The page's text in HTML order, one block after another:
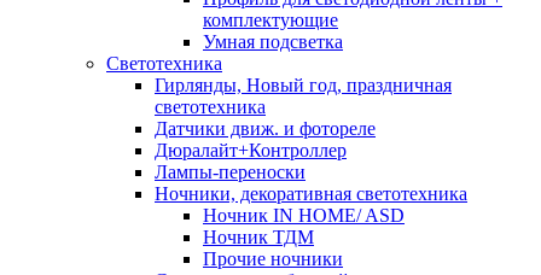
комплектующие
Умная подсветка
Светотехника
Гирлянды, Новый год, праздничная
светотехника
Датчики движ. и фотореле
Дюралайт+Контроллер
Лампы-переноски
Ночники, декоративная светотехника
Ночник IN HOME/ ASD
Ночник ТДМ
Прочие ночники